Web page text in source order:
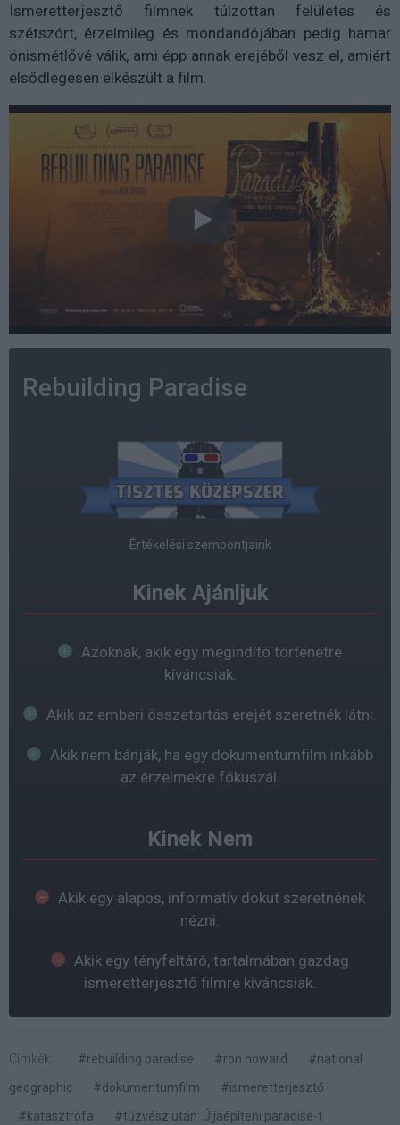
Ismeretterjesztő filmnek túlzottan felületes és
szétszórt, érzelmileg és mondandójában pedig hamar
önismétlővé válik, ami épp annak erejéből vesz el, amiért
elsődlegesen elkészült a film.
Rebuilding Paradise
Értékelési szempontjaink
Kinek Ajánljuk
Azoknak, akik egy megindító történetre
kíváncsiak.
Akik az emberi összetartás erejét szeretnék látni.
Akik nem bánják, ha egy dokumentumfilm inkább
az érzelmekre fókuszál.
Kinek Nem
Akik egy alapos, informatív dokut szeretnének
nézni.
Akik egy tényfeltáró, tartalmában gazdag
ismeretterjesztő filmre kíváncsiak.
Címkék: #rebuilding paradise #ron howard
#national
geographic
#dokumentumfilm
#ismeretterjesztő
#katasztrófa
#tűzvész után: Újjáépíteni paradise-t